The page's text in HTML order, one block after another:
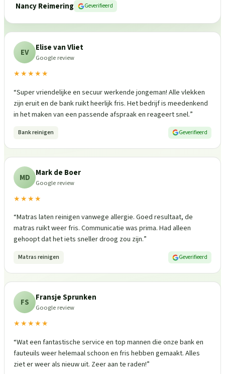
Nancy Reimering
Geverifieerd
EV Elise van Vliet
Google review
★★★★★
“Super vriendelijke en secuur werkende jongeman! Alle vlekken
zijn eruit en de bank ruikt heerlijk fris. Het bedrijf is meedenkend
in het maken van een passende afspraak en reageert snel.”
Bank reinigen Geverifieerd
MD Mark de Boer
Google review
★★★★
“Matras laten reinigen vanwege allergie. Goed resultaat, de
matras ruikt weer fris. Communicatie was prima. Had alleen
gehoopt dat het iets sneller droog zou zijn.”
Matras reinigen Geverifieerd
FS Fransje Sprunken
Google review
★★★★★
“Wat een fantastische service en top mannen die onze bank en
fauteuils weer helemaal schoon en fris hebben gemaakt. Alles
ziet er weer als nieuw uit. Zeer aan te raden!”